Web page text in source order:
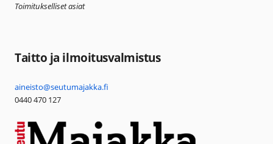
Toimitukselliset asiat
Taitto ja ilmoitusvalmistus
aineisto@seutumajakka.fi
0440 470 127